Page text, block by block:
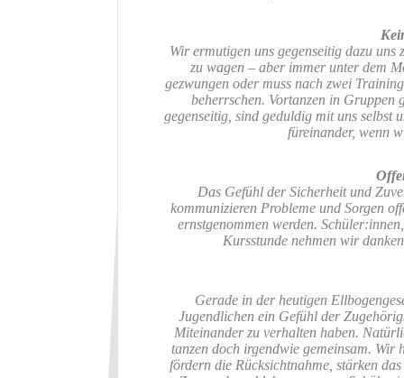
Wir ermutigen uns gegenseitig dazu uns
zu wagen – aber immer unter dem
gezwungen oder muss nach zwei
beherrschen. Vortanzen in
gegenseitig, sind geduldig mit uns selbst
füreinander, wenn
Das Gefühl der Sicherheit und
kommunizieren Probleme und Sorgen
ernstgenommen werden.
Kursstunde nehmen wir
Gerade in der heutigen
Jugendlichen ein Gefühl der
Miteinander zu verhalten haben.
tanzen doch irgendwie gemeinsam. Wir
fördern die Rücksichtnahme, stärken